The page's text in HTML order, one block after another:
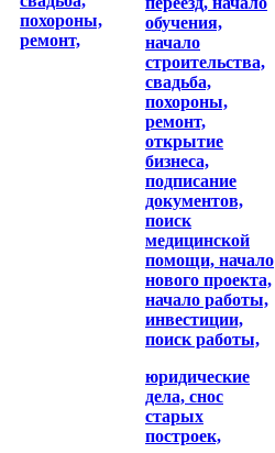
похороны,
ремонт,
обучения,
начало
строительства,
свадьба,
похороны,
ремонт,
открытие
бизнеса,
подписание
документов,
поиск
медицинской
помощи, начало
нового проекта,
начало работы,
инвестиции,
поиск работы,
юридические
дела, снос
старых
построек,